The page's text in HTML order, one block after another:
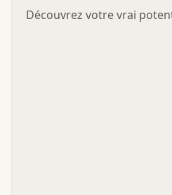
Découvrez votre vrai